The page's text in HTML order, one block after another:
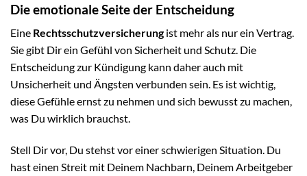
Die emotionale Seite der Entscheidung
Eine Rechtsschutzversicherungist mehr als nur ein Vertrag.
Sie gibt Dir ein Gefühl von Sicherheit und Schutz. Die
Entscheidung zur Kündigung kann daher auch mit
Unsicherheit und Ängsten verbunden sein. Es ist wichtig,
diese Gefühle ernst zu nehmen und sich bewusst zu machen,
was Du wirklich brauchst.
Stell Dir vor, Du stehst vor einer schwierigen Situation. Du
hast einen Streit mit Deinem Nachbarn, Deinem Arbeitgeber